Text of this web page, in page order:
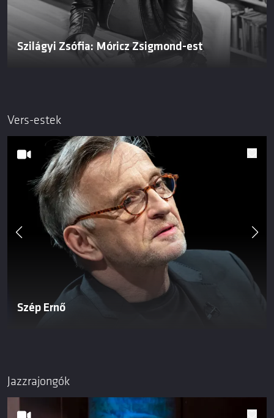
Szilágyi Zsófia: Móricz Zsigmond-est
Vers-estek
Szép Ernő
Jazzrajongók